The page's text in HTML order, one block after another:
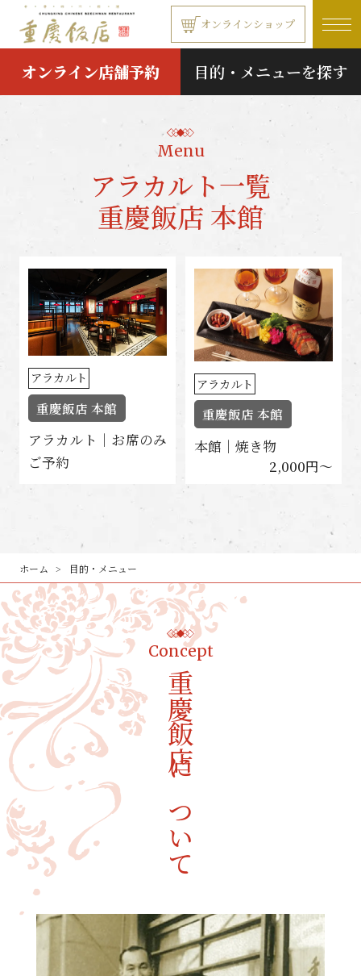
本文へ移動する オンラインショップ
オンライン店舗予約 目的・メニューを探す
Menu
アラカルト一覧
重慶飯店 本館
アラカルト
重慶飯店 本館
アラカルト｜お席のみ
ご予約
アラカルト
重慶飯店 本館
本館｜焼き物
2,000円〜
ホーム 目的・メニュー
Concept
重慶飯店について